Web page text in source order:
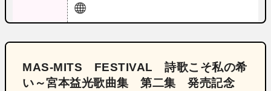
MAS‐MITS FESTIVAL 詩歌こそ私の希
い～宮本益光歌曲集 第二集 発売記念